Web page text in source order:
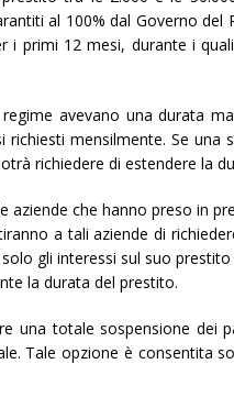
al 100% dal Governo del
i primi 12 mesi, durante i
avevano una durata
mensilmente. Se una
richiedere di estendere la
aziende che hanno preso in
a tali aziende di
gli interessi sul suo
la durata del prestito.
una totale sospensione dei
Tale opzione è consentita